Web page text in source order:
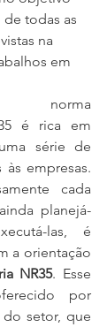
todas as
na
em
norma
é rica em
série de
empresas.
cada
planejá-
las, é
a orientação
NR35. Esse
por
do setor, que